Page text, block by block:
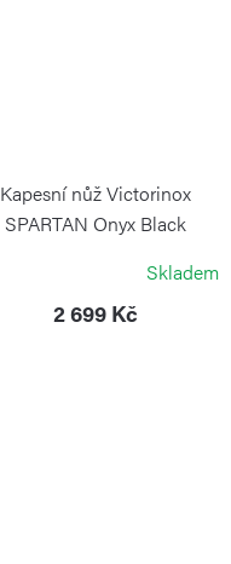
Kapesní nůž Victorinox
SPARTAN Onyx Black
Skladem
2 699 Kč